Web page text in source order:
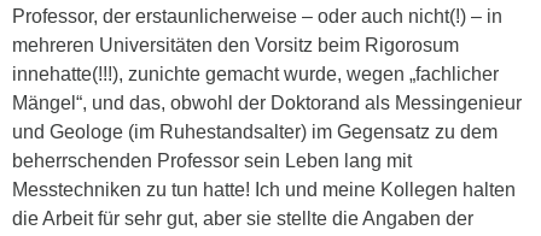
Professor, der erstaunlicherweise – oder auch nicht(!) – in
mehreren Universitäten den Vorsitz beim Rigorosum
innehatte(!!!), zunichte gemacht wurde, wegen „fachlicher
Mängel“, und das, obwohl der Doktorand als Messingenieur
und Geologe (im Ruhestandsalter) im Gegensatz zu dem
beherrschenden Professor sein Leben lang mit
Messtechniken zu tun hatte! Ich und meine Kollegen halten
die Arbeit für sehr gut, aber sie stellte die Angaben der